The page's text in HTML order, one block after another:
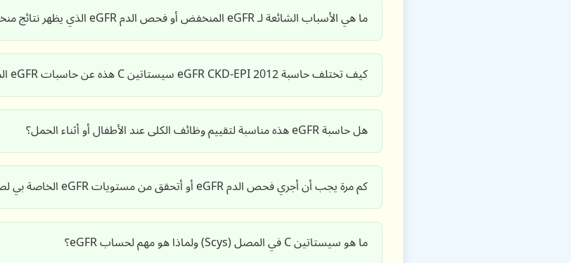
ما هي الأسباب الشائعة لـ eGFR المنخفض أو فحص الدم eGFR الذي يظهر نتائج منخفضة؟
كيف تختلف حاسبة eGFR CKD-EPI 2012 سيستاتين C هذه عن حاسبات eGFR المعتمدة على الكرياتينين؟
هل حاسبة eGFR هذه مناسبة لتقييم وظائف الكلى عند الأطفال أو أثناء الحمل؟
كم مرة يجب أن أجري فحص الدم eGFR أو أتحقق من مستويات eGFR الخاصة بي لصحة الكلى؟
ما هو سيستاتين C في المصل (Scys) ولماذا هو مهم لحساب eGFR؟